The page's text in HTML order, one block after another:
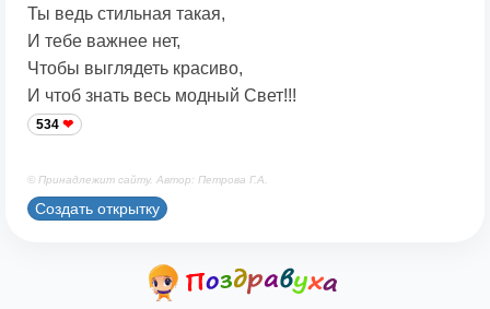
Ты ведь стильная такая,
И тебе важнее нет,
Чтобы выглядеть красиво,
И чтоб знать весь модный Свет!!!
534
© Принадлежит сайту. Автор: Петрова Г.А.
Создать открытку